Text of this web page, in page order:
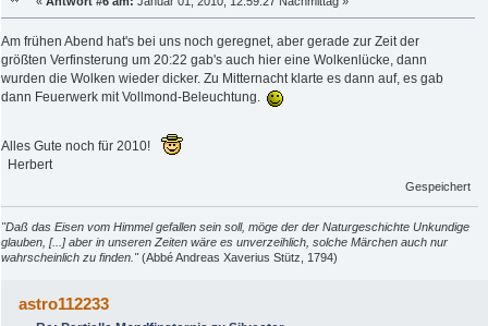
Am frühen Abend hat's bei uns noch geregnet, aber gerade zur Zeit der
größten Verfinsterung um 20:22 gab's auch hier eine Wolkenlücke, dann
wurden die Wolken wieder dicker. Zu Mitternacht klarte es dann auf, es gab
dann Feuerwerk mit Vollmond-Beleuchtung.
Alles Gute noch für 2010!
Herbert
Gespeichert
"Daß das Eisen vom Himmel gefallen sein soll, möge der der Naturgeschichte Unkundige
glauben, [...] aber in unseren Zeiten wäre es unverzeihlich, solche Märchen auch nur
wahrscheinlich zu finden."(Abbé Andreas Xaverius Stütz, 1794)
astro112233